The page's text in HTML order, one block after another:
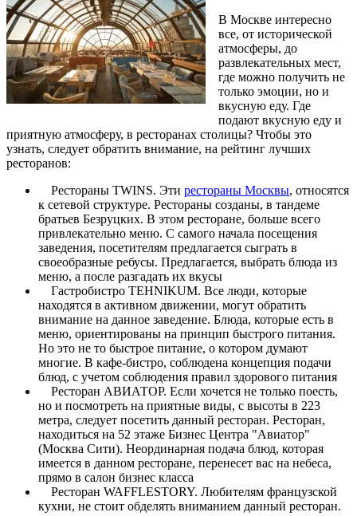
В Москве интересно
все, от исторической
атмосферы, до
развлекательных мест,
где можно получить не
только эмоции, но и
вкусную еду. Где
подают вкусную еду и
приятную атмосферу, в ресторанах столицы? Чтобы это
узнать, следует обратить внимание, на рейтинг лучших
ресторанов:
Рестораны TWINS. Эти рестораны Москвы, относятся
к сетевой структуре. Рестораны созданы, в тандеме
братьев Безруцких. В этом ресторане, больше всего
привлекательно меню. С самого начала посещения
заведения, посетителям предлагается сыграть в
своеобразные ребусы. Предлагается, выбрать блюда из
меню, а после разгадать их вкусы
Гастробистро TEHNIKUM. Все люди, которые
находятся в активном движении, могут обратить
внимание на данное заведение. Блюда, которые есть в
меню, ориентированы на принцип быстрого питания.
Но это не то быстрое питание, о котором думают
многие. В кафе-бистро, соблюдена концепция подачи
блюд, с учетом соблюдения правил здорового питания
Ресторан АВИАТОР. Если хочется не только поесть,
но и посмотреть на приятные виды, с высоты в 223
метра, следует посетить данный ресторан. Ресторан,
находиться на 52 этаже Бизнес Центра "Авиатор"
(Москва Сити). Неординарная подача блюд, которая
имеется в данном ресторане, перенесет вас на небеса,
прямо в салон бизнес класса
Ресторан WAFFLESTORY. Любителям французской
кухни, не стоит обделять вниманием данный ресторан.